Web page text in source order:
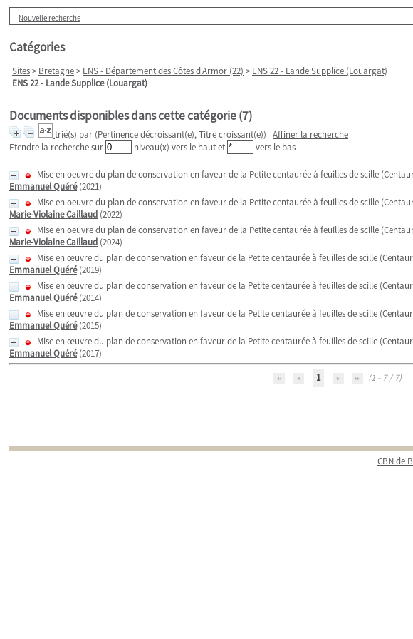
Nouvelle recherche
Catégories
Sites> Bretagne> ENS - Département des Côtes d'Armor (22) > ENS 22 - Lande Supplice (Louargat)
ENS 22 - Lande Supplice (Louargat)
Documents disponibles dans cette catégorie (7)
trié(s) par (Pertinence décroissant(e), Titre croissant(e)) Affiner la recherche
Etendre la recherche sur
niveau(x) vers le haut et vers le bas
Mise en oeuvre du plan de conservation en faveur de la Petite centaurée à feuilles de scille
Emmanuel Quéré(2021)
Mise en oeuvre du plan de conservation en faveur de la Petite centaurée à feuilles de scille
Marie-Violaine Caillaud (2022)
Mise en oeuvre du plan de conservation en faveur de la Petite centaurée à feuilles de scille
Marie-Violaine Caillaud (2024)
Mise en œuvre du plan de conservation en faveur de la Petite centaurée à feuilles de scille
Emmanuel Quéré(2019)
Mise en œuvre du plan de conservation en faveur de la Petite centaurée à feuilles de scille
Emmanuel Quéré(2014)
Mise en œuvre du plan de conservation en faveur de la Petite centaurée à feuilles de scille
Emmanuel Quéré(2015)
Mise en œuvre du plan de conservation en faveur de la Petite centaurée à feuilles de scille
Emmanuel Quéré(2017)
1
(1 - 7 / 7)
CBN de